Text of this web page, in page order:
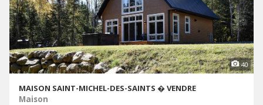
40
MAISON SAINT-MICHEL-DES-SAINTS � VENDRE
Maison